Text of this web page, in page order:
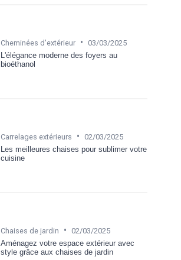
Cheminées d'extérieur • 03/03/2025
L'élégance moderne des foyers au
bioéthanol
Carrelages extérieurs • 02/03/2025
Les meilleures chaises pour sublimer votre
cuisine
Chaises de jardin • 02/03/2025
Aménagez votre espace extérieur avec
style grâce aux chaises de jardin